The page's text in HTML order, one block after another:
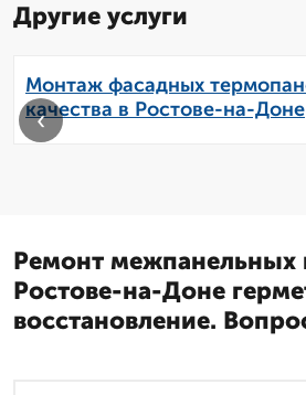
Другие услуги
Монтаж фасадных
качества в Ростове-на-Доне
‹
Ремонт межпанельных
Ростове-на-Доне
восстановление.